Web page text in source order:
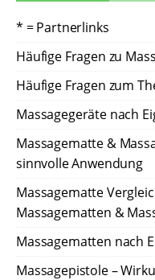
* = Partnerlinks
Häufige Fragen zu
Häufige Fragen zum
Massagegeräte nach
Massagematte &
sinnvolle Anwendung
Massagematte
Massagematten &
Massagematten nach
Massagepistole –